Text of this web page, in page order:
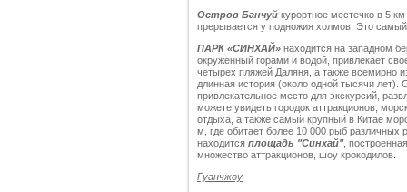
Остров Банчуй курортное местечко в 5
прерывается у подножия холмов. Это
ПАРК «СИНХАЙ» находится на западном
окруженный горами и водой, привлекает
четырех пляжей Даляня, а также всемирно
длинная история (около одной тысячи лет).
привлекательное место для экскурсий,
можете увидеть городок аттракционов,
отдыха, а также самый крупный в Китае
м, где обитает более 10 000 рыб различных
находится площадь "Синхай",
множество аттракционов, шоу крокодилов.
Гуанчжоу